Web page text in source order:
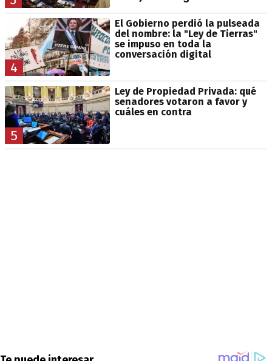
4
El Gobierno perdió la pulseada
del nombre: la "Ley de Tierras"
se impuso en toda la
conversación digital
5
Ley de Propiedad Privada: qué
senadores votaron a favor y
cuáles en contra